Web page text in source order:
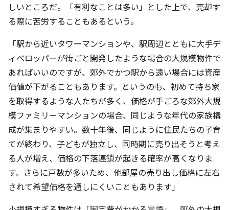
しいところだ。「有利なことは多い」とした上で、売却す
る際に苦労することもあるという。
「駅から近いタワーマンションや、駅周辺とともに大手デ
ィベロッパーが街ごと開発したような場合の大規模物件で
あればいいのですが、郊外でかつ駅から遠い場合には資産
価値が下がることもあります。というのも、初めて持ち家
を取得するような人たちが多く、価格が手ごろな郊外大規
模ファミリーマンションの場合、同じような年代の家族構
成が集まりやすい。数十年後、同じように住民たちの子育
てが終わり、子どもが独立し、同時期に売り出そうと考え
る人が増え、価格の下落連鎖が起きる確率が高くなりま
す。さらに戸数が多いため、他部屋の売り出し価格に左右
されて希望価格を通しにくいこともあります」